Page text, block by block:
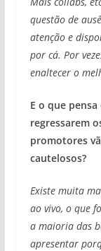
questão de
atenção e
por cá. Por
enaltecer o
E o que
regressarem
promotores
cautelosos?
Existe muita
ao vivo, o que
a maioria das
apresentar